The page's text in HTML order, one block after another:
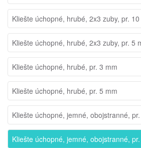
Kliešte úchopné, hrubé, 2x3 zuby, pr.
Kliešte úchopné, hrubé, 2x3 zuby, pr. 5
Kliešte úchopné, hrubé, pr. 3 mm
Kliešte úchopné, hrubé, pr. 5 mm
Kliešte úchopné, jemné, obojstranné,
Kliešte úchopné, jemné, obojstranné,